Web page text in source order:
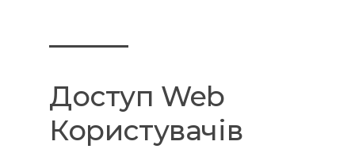
Доступ Web
Користувачів